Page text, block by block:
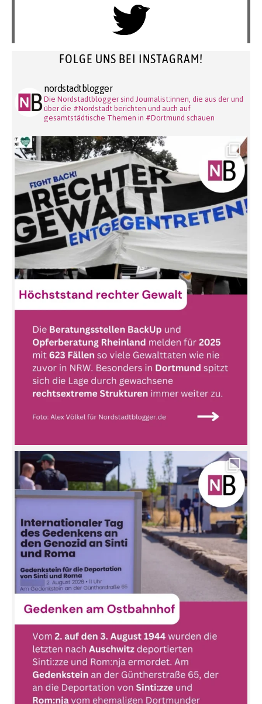
FOLGE UNS BEI INSTAGRAM!
nordstadtblogger
Die Nordstadtblogger sind Journalist:innen, die aus der und
über die #Nordstadt berichten und auch auf
gesamtstädtische Themen in #Dortmund schauen